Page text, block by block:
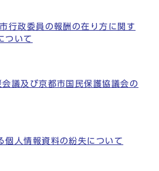
行政委員の報酬の在り方に関す
ついて
議及び京都市国民保護協議会の
個人情報資料の紛失について